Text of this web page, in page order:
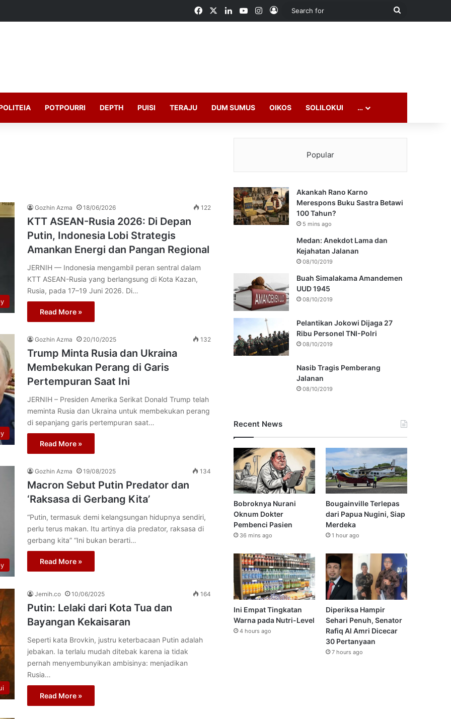
FacebookLinkedInYouTubeInstagram
Log In
Search
POTPOURRI DEPTH PUISI TERAJU DUM SUMUS OIKOS SOLILOKUI …
Gozhin Azma 18/06/2026 122
KTT ASEAN-Rusia 2026: Di Depan
Putin, Indonesia Lobi Strategis
Amankan Energi dan Pangan Regional
JERNIH — Indonesia mengambil peran sentral dalam
KTT ASEAN-Rusia yang berlangsung di Kota Kazan,
Rusia, pada 17–19 Juni 2026. Di…
Read More »
Gozhin Azma 20/10/2025 132
Trump Minta Rusia dan Ukraina
Membekukan Perang di Garis
Pertempuran Saat Ini
JERNIH – Presiden Amerika Serikat Donald Trump telah
meminta Rusia dan Ukraina untuk membekukan perang
di sepanjang garis pertempuran saat…
Read More »
Gozhin Azma 19/08/2025 134
Macron Sebut Putin Predator dan
‘Raksasa di Gerbang Kita’
“Putin, termasuk demi kelangsungan hidupnya sendiri,
perlu terus makan. Itu artinya dia predator, raksasa di
gerbang kita” “Ini bukan berarti…
Read More »
Jernih.co 10/06/2025 164
Putin: Lelaki dari Kota Tua dan
Bayangan Kekaisaran
Seperti kata Brovkin, justru keterbacaan Putin adalah
jebakan. Ia terlalu mudah ditebak karena ia tidak
pernah menyembunyikan ambisinya: menjadikan
Rusia…
Read More »
Popular
Akankah Rano Karno
Merespons Buku Sastra Betawi
100 Tahun?
5 mins ago
Medan: Anekdot Lama dan
Kejahatan Jalanan
08/10/2019
Buah Simalakama Amandemen
UUD 1945
08/10/2019
Pelantikan Jokowi Dijaga 27
Ribu Personel TNI-Polri
08/10/2019
Nasib Tragis Pemberang
Jalanan
08/10/2019
Recent News
Bobroknya Nurani
Oknum Dokter
Pembenci Pasien
36 mins ago
Bougainville Terlepas
dari Papua Nugini, Siap
Merdeka
1 hour ago
Ini Empat Tingkatan
Warna pada Nutri-Level
4 hours ago
Diperiksa Hampir
Sehari Penuh, Senator
Rafiq Al Amri Dicecar
30 Pertanyaan
7 hours ago